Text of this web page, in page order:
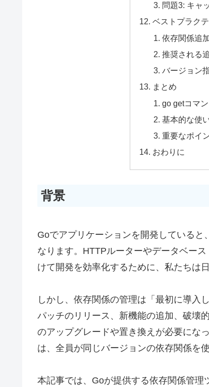
問題3: キャ
ベストプラク
依存関係追
推奨される
バージョン
まとめ
go getコマ
基本的な使
重要なポイ
おわりに
背景
Goでアプリケーションを開発している
なります。HTTPルーターやデータベー
けて開発を効率化するために、私たちは
しかし、依存関係の管理は「最初に導入
パッチのリリース、新機能の追加、破壊
のアップグレードや置き換えが必要にな
は、全員が同じバージョンの依存関係を
本記事では、Goが提供する依存関係管理